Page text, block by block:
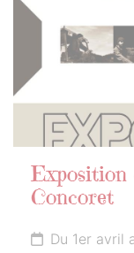
Exposition
Concoret
Du 1er avril